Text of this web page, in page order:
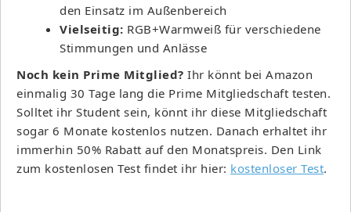
den Einsatz im Außenbereich
Vielseitig: RGB+Warmweiß für verschiedene
Stimmungen und Anlässe
Noch kein Prime Mitglied? Ihr könnt bei Amazon
einmalig 30 Tage lang die Prime Mitgliedschaft testen.
Solltet ihr Student sein, könnt ihr diese Mitgliedschaft
sogar 6 Monate kostenlos nutzen. Danach erhaltet ihr
immerhin 50% Rabatt auf den Monatspreis. Den Link
zum kostenlosen Test findet ihr hier: kostenloser Test.